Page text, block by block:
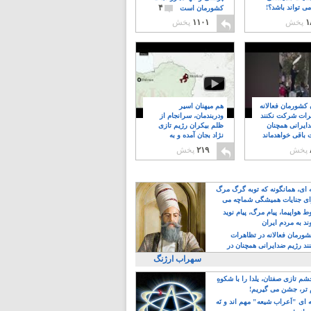
کشورمان است
۴
۱۱۰۱ پخش
تواند باشد؟!
پخش
هم میهنان اسیر
ودربندمان، سرانجام از
ظلم بیکران رژیم تازی
نژاد بجان آمده و به
۲۱۹ پخش
کشورمان فعالانه
شرکت نکنند
همچنان
باقی خواهدماند
پخش
ای، همانگونه که توبه گرگ مرگ
جنایات همیشگی شماچه می
هواپیما، پیام مرگ، پیام نوید
به مردم ایران
فعالانه در تظاهرات
رژیم ضدایرانی همچنان در
خواهدماند
سهراب ارژنگ
تازی صفتان، یلدا را با شکوهِ
تر، جشن می گیریم!
ای "اَعراب شیعه" مهم اند و نَه